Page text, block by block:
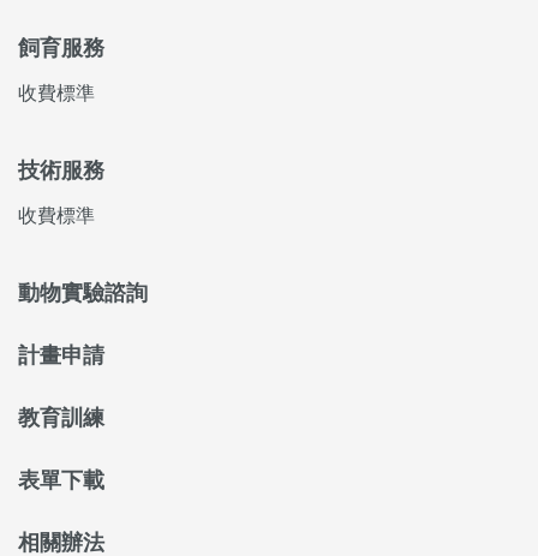
飼育服務
收費標準
技術服務
收費標準
動物實驗諮詢
計畫申請
教育訓練
表單下載
相關辦法